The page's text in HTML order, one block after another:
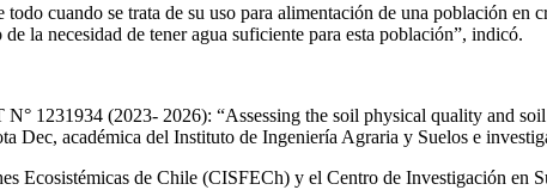
cuando se trata de su uso para alimentación de una población
la necesidad de tener agua suficiente para esta población”, indicó.
1231934 (2023- 2026): “Assessing the soil physical quality and
Dec, académica del Instituto de Ingeniería Agraria y Suelos e
Ecosistémicas de Chile (CISFECh) y el Centro de Investigación en